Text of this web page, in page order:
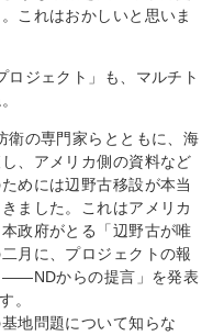
これはおかしいと思いま
ジェクト」も、マルチト
の専門家らとともに、海
、アメリカ側の資料など
めには辺野古移設が本当
ました。これはアメリカ
政府がとる「辺野古が唯
月に、プロジェクトの報
――NDからの提言」を発表
。
地問題について知らな